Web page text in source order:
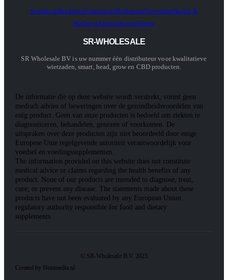
SeedshopHeadshopSmartshopMushroomGrowshopHealth &
WellnessAanbiedingenNieuw
SR-WHOLESALE
SR Wholesale BV is uw nummer één distributeur voor kwalitatieve
wietzaden, smart, head, grow en CBD producten.
De informatie die op deze website wordt verstrekt, vormt geen
medisch advies of beweringen over de gezondheidsvoordelen van
enig product. Geen van onze producten is bedoeld om ziekten te
diagnosticeren, behandelen, genezen of voorkomen. De
uitspraken over deze producten zijn niet beoordeeld door enige
Europese Unie regelgevende autoriteit verantwoordelijk voor
voedsel en voedingssupplementen.
The information provided on this website does not constitute
medical advice or claims regarding the health benefits of any
product. None of our products are intended to diagnose, treat,
cure, or prevent any disease. The statements made about these
products have not been evaluated by any European Union
regulatory authority responsible for food and dietary
supplements.
© SR-Wholesale B.V. 2023
Created by Heatmedia.nl